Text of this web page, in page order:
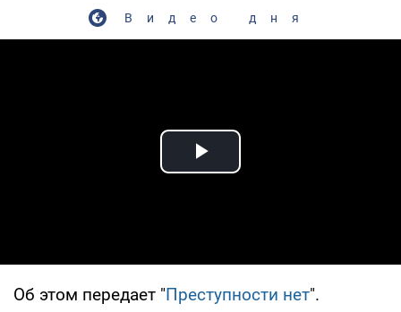
Видео дня
Play Video
Об этом передает "Преступности нет".